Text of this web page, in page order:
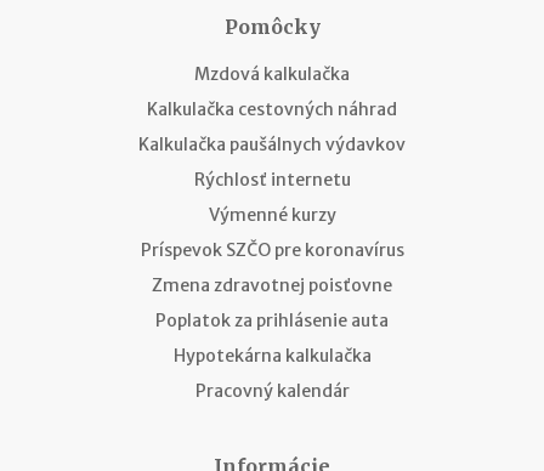
Pomôcky
Mzdová kalkulačka
Kalkulačka cestovných náhrad
Kalkulačka paušálnych výdavkov
Rýchlosť internetu
Výmenné kurzy
Príspevok SZČO pre koronavírus
Zmena zdravotnej poisťovne
Poplatok za prihlásenie auta
Hypotekárna kalkulačka
Pracovný kalendár
Informácie